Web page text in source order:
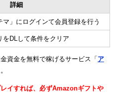
詳細
」にログインて会員登録を行う
DLして条件をクリア
資金を無料で稼げるサービス「 ア
イすれば、必ずAmazonギフトや